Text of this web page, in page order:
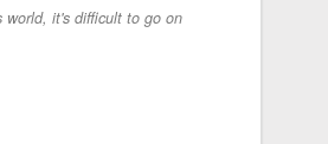
world, it's difficult to go on